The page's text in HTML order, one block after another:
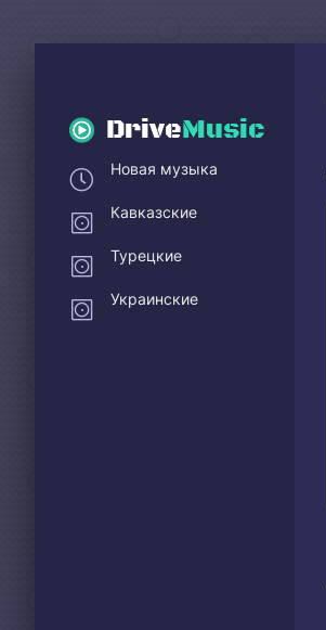
DriveMusic
Новая музыка
Кавказские
Турецкие
Украинские